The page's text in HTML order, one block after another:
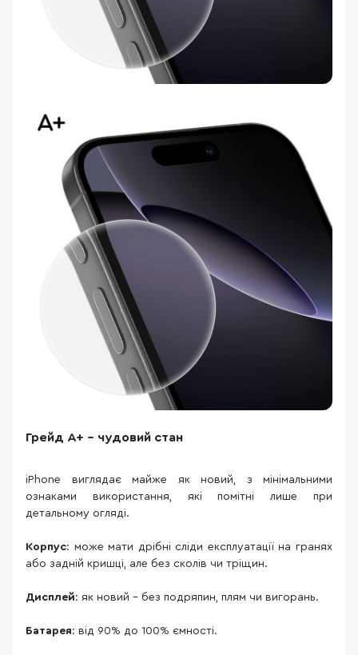
Грейд A+ – чудовий стан
iPhone виглядає майже як новий, з мінімальними
ознаками використання, які помітні лише при
детальному огляді.
Корпус: може мати дрібні сліди експлуатації на гранях
або задній кришці, але без сколів чи тріщин.
Дисплей: як новий – без подряпин, плям чи вигорань.
Батарея: від 90% до 100% ємності.